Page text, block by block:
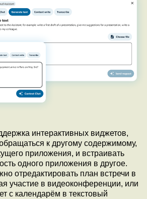
интерактивных виджетов,
к другому содержимому,
приложения, и встраивать
одного приложения в другое.
отредактировать план встречи в
участие в видеоконференции, или
с календарём в текстовый